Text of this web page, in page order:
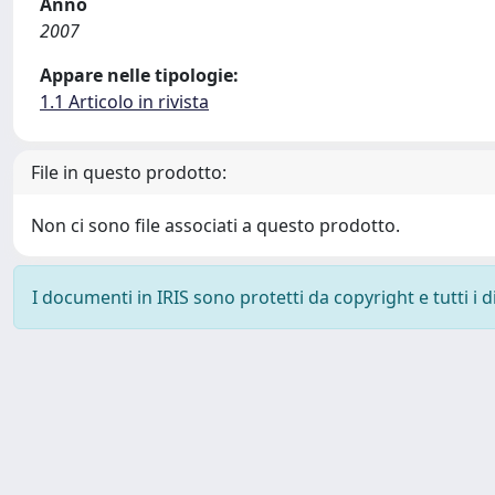
2007
Appare nelle tipologie:
1.1 Articolo in rivista
File in questo prodotto:
Non ci sono file associati a questo prodotto.
I documenti in IRIS sono protetti da copyright e tutti i